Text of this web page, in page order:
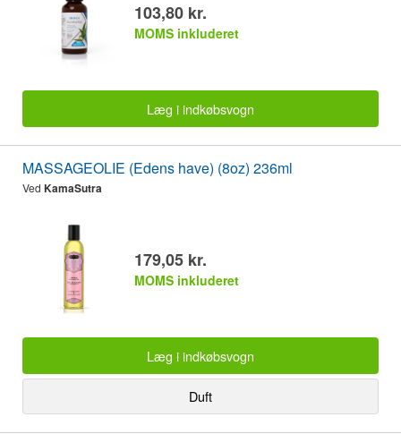
103,80 kr.
MOMS inkluderet
Læg i indkøbsvogn
MASSAGEOLIE (Edens have) (8oz) 236ml
Ved KamaSutra
179,05 kr.
MOMS inkluderet
Læg i indkøbsvogn
Duft